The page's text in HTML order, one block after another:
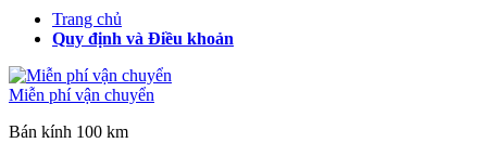
Trang chủ
Quy định và Điều khoản
Miễn phí vận chuyển
Bán kính 100 km